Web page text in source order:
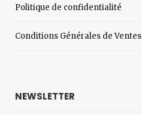
Politique de confidentialité
Conditions Générales de Ventes
NEWSLETTER